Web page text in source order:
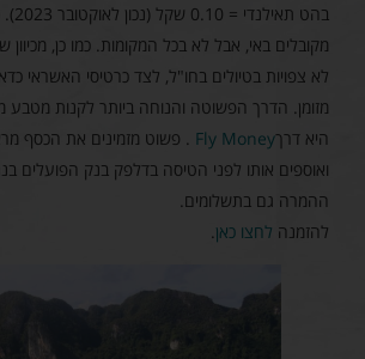
בהט
מקובלים באי, אבל לא בכל המקומות. כמו כן,
לא צפויות בטיולים בחו"ל, לצד כרטיסי האשראי
מזומן. הדרך הפשוטה והנוחה ביותר לקנות מטבע
היא דרךFly Money . פשוט מזמינים את הכסף
ואוספים אותו לפני הטיסה בדלפק בנק הפועלים
ההמרה גם בתשלומים.
להזמנה לחצו כאן.